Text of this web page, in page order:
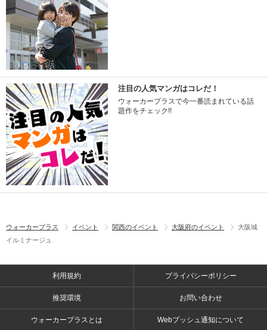
注目の人気マンガはコレだ！
ウォーカープラスで今一番読まれている話
題作をチェック!!
ウォーカープラス イベント 関西のイベント 大阪府のイベント
大阪城
イルミナージュ
利用規約 プライバシーポリシー
推奨環境 お問い合わせ
ウォーカープラスとは Webプッシュ通知について